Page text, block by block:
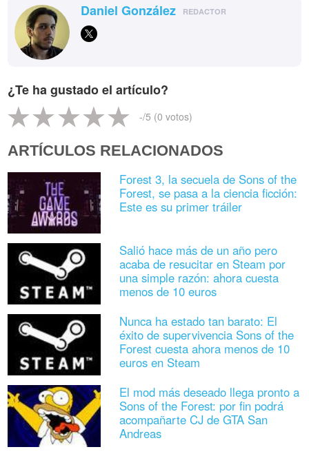
Daniel González REDACTOR
¿Te ha gustado el artículo?
-/5 (0 votos)
ARTÍCULOS RELACIONADOS
Forest 3, la secuela de Sons of the
Forest, se pasa a la ciencia ficción:
Este es su primer tráiler
Salió hace más de un año pero
acaba de resucitar en Steam por
una simple razón: ahora cuesta
menos de 10 euros
Nunca ha estado tan barato: El
éxito de supervivencia Sons of the
Forest cuesta ahora menos de 10
euros en Steam
El mod más deseado llega pronto a
Sons of the Forest: por fin podrá
acompañarte CJ de GTA San
Andreas